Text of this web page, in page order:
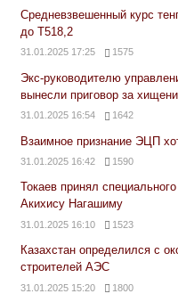
Средневзвешенный курс
до Т518,2
31.01.2025 17:25 1575
Экс-руководителю
вынесли приговор за
31.01.2025 16:54 1642
Взаимное признание ЭЦП
31.01.2025 16:42 1590
Токаев принял
Акихису Нагашиму
31.01.2025 16:10 1523
Казахстан определился с
строителей АЭС
31.01.2025 15:20 1800